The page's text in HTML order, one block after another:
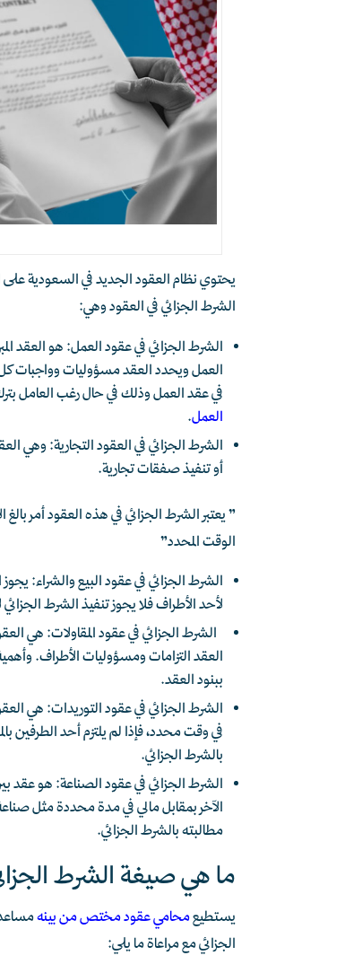
يحتوي نظام العقود الجديد في السعودية على
الشرط الجزائي في العقود وهي:
الشرط الجزائي في عقود العمل: هو العقد
العمل ويحدد العقد مسؤوليات وواجبات
في عقد العمل وذلك في حال رغب العامل بترك
العمل.
الشرط الجزائي في العقود التجارية: وهي
أو تنفيذ صفقات تجارية.
” يعتبر الشرط الجزائي في هذه العقود أمر بالغ
الوقت المحدد”
الشرط الجزائي في عقود البيع والشراء:
لأحد الأطراف فلا يجوز تنفيذ الشرط الجزائي
الشرط الجزائي في عقود المقاولات: هي
العقد التزامات ومسؤوليات الأطراف.
ببنود العقد.
الشرط الجزائي في عقود التوريدات: هي
في وقت محدد، فإذا لم يلتزم أحد الطرفين
بالشرط الجزائي.
الشرط الجزائي في عقود الصناعة: هو عقد
الآخر بمقابل مالي في مدة محددة مثل صناعة
مطالبته بالشرط الجزائي.
ما هي صيغة الشرط
يستطيعمحامي عقود مختص من بينه
الجزائي مع مراعاة ما يلي: